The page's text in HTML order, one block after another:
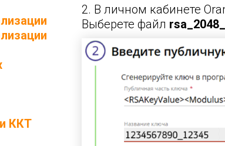
2. В личном кабинете
Выберете файл
ККТ